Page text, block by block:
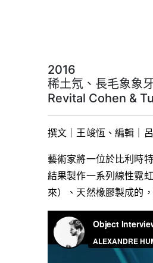
2016
稀土氖、長毛象象
Revital Cohen &
撰文｜王竣恆、編輯｜
藝術家將一位於比利時
結果製作一系列線性霓
來）、天然橡膠製成的